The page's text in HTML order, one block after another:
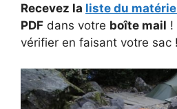
Recevez la liste du
PDF dans votre boîte mail !
vérifier en faisant votre sac !